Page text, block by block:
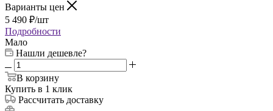
Варианты цен
5 490 ₽/шт
Подробности
Мало
Нашли дешевле?
В корзину
Купить в 1 клик
Рассчитать доставку